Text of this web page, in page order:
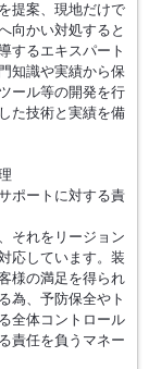
提案、現地だけで
向かい対処すると
するエキスパート
知識や実績から保
ール等の開発を行
た技術と実績を備
ポートに対する責
それをリージョン
応しています。装
様の満足を得られ
為、予防保全やト
全体コントロール
責任を負うマネー